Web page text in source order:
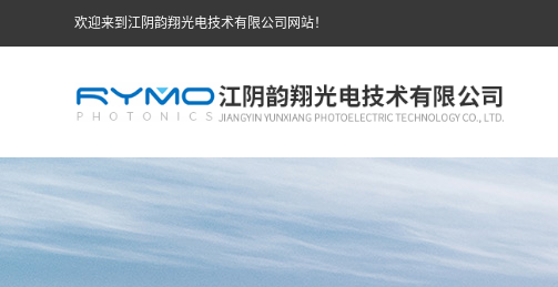
欢迎来到江阴韵翔光电技术有限公司网站！